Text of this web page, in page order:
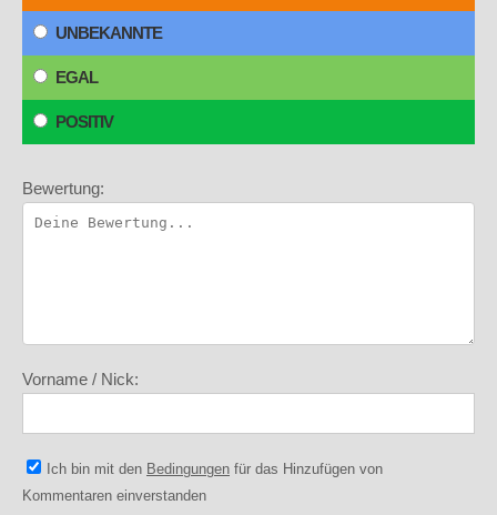
UNBEKANNTE
EGAL
POSITIV
Bewertung:
Vorname / Nick:
Ich bin mit den Bedingungen für das Hinzufügen von
Kommentaren einverstanden